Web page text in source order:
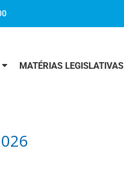
MATÉRIAS LEGISLATIVAS